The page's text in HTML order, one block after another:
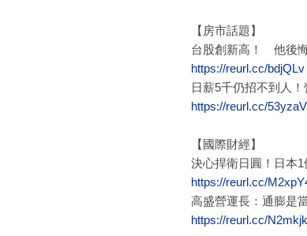
【房市話題】
台股創新高！ 他後
https://reurl.cc/bdjQLv
日薪5千仍招不到人
https://reurl.cc/53yzaV
【國際財經】
決心捍衛日圓！日本
https://reurl.cc/
高盛營運長：通膨是
https://reurl.cc/N2mkjk